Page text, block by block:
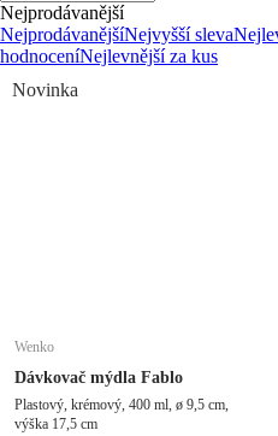
Nejprodávanější
NejprodávanějšíNejvyšší sleva
hodnoceníNejlevnější za kus
Novinka
Wenko
Dávkovač mýdla Fablo
Plastový, krémový, 400 ml, ø 9,5 cm,
výška 17,5 cm